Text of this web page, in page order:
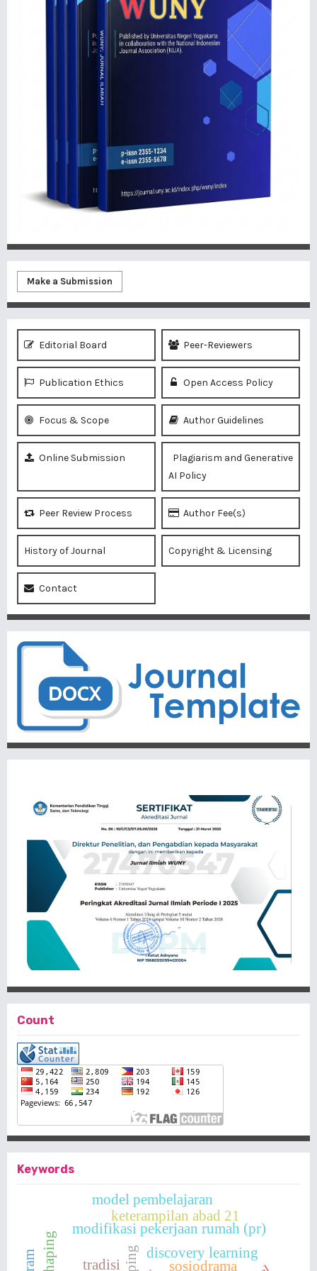
Make a Submission
Editorial Board Peer-Reviewers
Publication Ethics Open Access Policy
Focus & Scope Author Guidelines
Online Submission
Plagiarism and Generative
AI Policy
Peer Review Process Author Fee(s)
History of Journal Copyright & Licensing
Contact
Count
Keywords
modifikasi pekerjaan rumah (pr)
keterampilan abad 21
discovery learning
model pembelajaran
tradisi sosiodrama